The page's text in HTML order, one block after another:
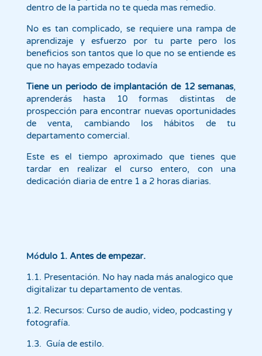
dentro de la partida no te queda mas remedio.
No es tan complicado, se requiere una rampa de
aprendizaje y esfuerzo por tu parte pero los
beneficios son tantos que lo que no se entiende es
que no hayas empezado todavía
Tiene un periodo de implantación de 12 semanas,
aprenderás hasta 10 formas distintas de
prospección para encontrar nuevas oportunidades
de venta, cambiando los hábitos de tu
departamento comercial.
Este es el tiempo aproximado que tienes que
tardar en realizar el curso entero, con una
dedicación diaria de entre 1 a 2 horas diarias.
Módulo 1. Antes de empezar.
1.1. Presentación. No hay nada más analogico que
digitalizar tu departamento de ventas.
1.2. Recursos: Curso de audio, video, podcasting y
fotografía.
1.3. Guía de estilo.